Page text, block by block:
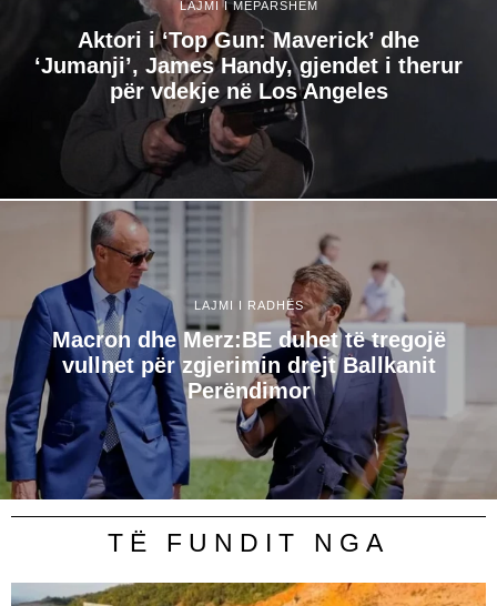
LAJMI I MËPARSHËM
Aktori i ‘Top Gun: Maverick’ dhe
‘Jumanji’, James Handy, gjendet i therur
për vdekje në Los Angeles
LAJMI I RADHËS
Macron dhe Merz:BE duhet të tregojë
vullnet për zgjerimin drejt Ballkanit
Perëndimor
TË FUNDIT NGA